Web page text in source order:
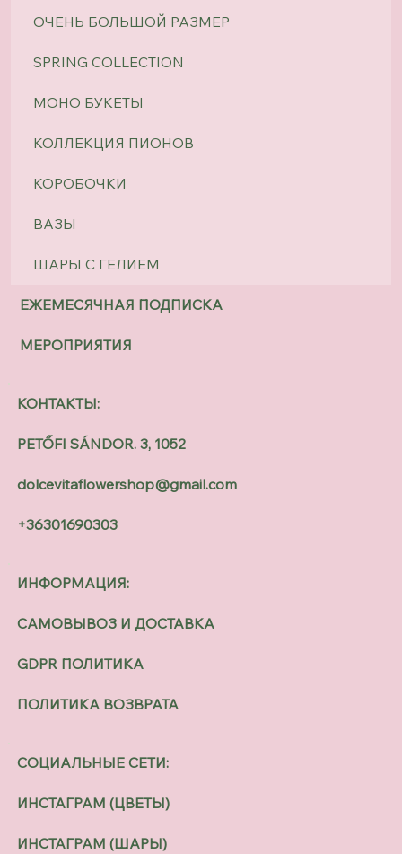
ОЧЕНЬ БОЛЬШОЙ РАЗМЕР
SPRING COLLECTION
МОНО БУКЕТЫ
КОЛЛЕКЦИЯ ПИОНОВ
КОРОБОЧКИ
ВАЗЫ
ШАРЫ С ГЕЛИЕМ
ЕЖЕМЕСЯЧНАЯ ПОДПИСКА
МЕРОПРИЯТИЯ
ИНФОРМАЦИЯ:
САМОВЫВОЗ И ДОСТАВКА
GDPR ПОЛИТИКА
ПОЛИТИКА ВОЗВРАТА
СОЦИАЛЬНЫЕ СЕТИ:
ИНСТАГРАМ (ЦВЕТЫ)
ИНСТАГРАМ (ШАРЫ)
КОНТАКТЫ:
PETŐFI SÁNDOR. 3, 1052
dolcevitaflowershop@gmail.com
+36301690303